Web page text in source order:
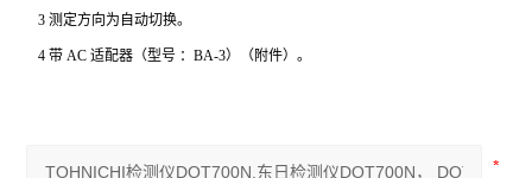
3 测定方向为自动切换。
4 带 AC 适配器（型号 ：BA-3）（附件）。